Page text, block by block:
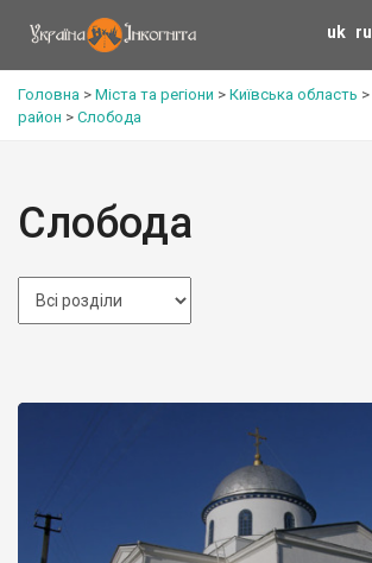
uk ru
Головна > Міста та регіони > Київська область >
район > Слобода
Слобода